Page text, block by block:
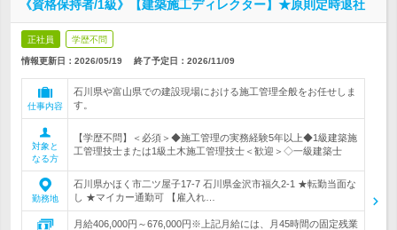
《資格保持者/1級》【建築施工ディレクター】★原則定時退社
正社員 学歴不問
情報更新日：2026/05/19 終了予定日： 2026/11/09
仕事内容
石川県や富山県での建設現場における施工管理全般をお任せしま
す。
対象と
なる方
【学歴不問】＜必須＞◆施工管理の実務経験5年以上◆1級建築施
工管理技士または1級土木施工管理技士＜歓迎＞◇一級建築士
勤務地
石川県かほく市二ツ屋子17-7 石川県金沢市福久2-1 ★転勤当面な
し ★マイカー通勤可 【雇入れ…
月給406,000円～676,000円※上記月給には、月45時間の固定残業